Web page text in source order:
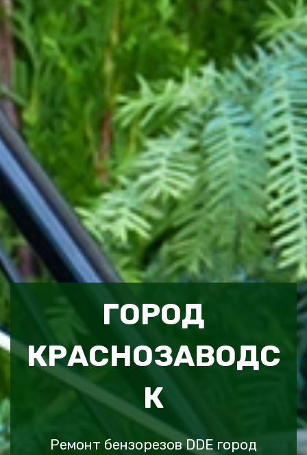
ГОРОД
КРАСНОЗАВОДС
К
Ремонт бензорезов DDE город